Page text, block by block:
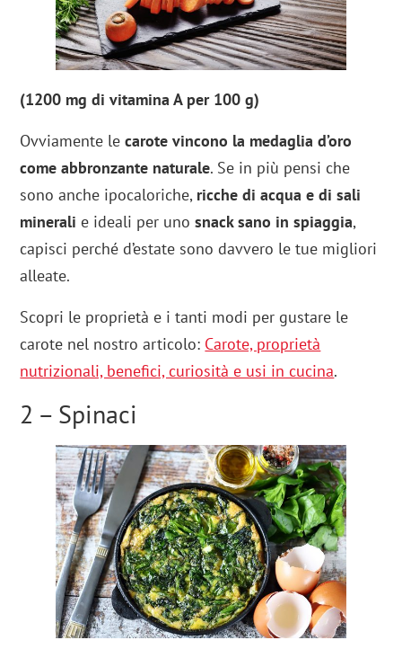
(1200 mg di vitamina A per 100 g)
Ovviamente le carote vincono la medaglia d’oro
come abbronzante naturale. Se in più pensi che
sono anche ipocaloriche, ricche di acqua e di sali
minerali e ideali per unosnack sano in spiaggia,
capisci perché d’estate sono davvero le tue migliori
alleate.
Scopri le proprietà e i tanti modi per gustare le
carote nel nostro articolo: Carote, proprietà
nutrizionali, benefici, curiosità e usi in cucina.
2 – Spinaci